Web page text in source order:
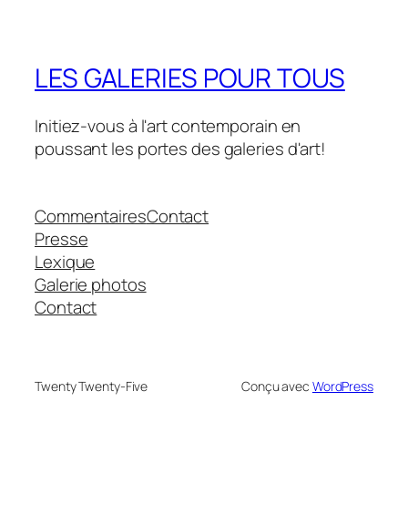
LES GALERIES POUR TOUS
Initiez-vous à l'art contemporain en
poussant les portes des galeries d'art!
Commentaires
Presse
Lexique
Galerie photos
Contact
Contact
Twenty Twenty-Five Conçu avec WordPress